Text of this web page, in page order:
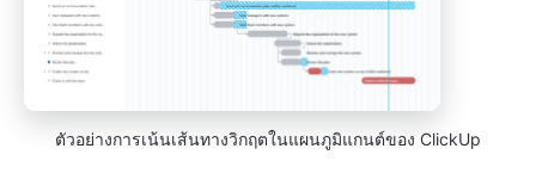
ตัวอย่างการเน้นเส้นทางวิกฤตในแผนภูมิแกนต์ของ ClickUp